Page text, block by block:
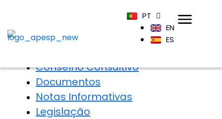
Sobre
Conselho Consultivo
Documentos
Notas Informativas
Legislação
PT
EN
ES